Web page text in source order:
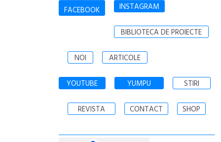
FACEBOOK INSTAGRAM
BIBLIOTECA DE PROIECTE
NOI ARTICOLE
YOUTUBE YUMPU STIRI
REVISTA CONTACT SHOP